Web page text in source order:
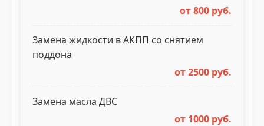
от 800 руб.
Замена жидкости в АКПП со снятием
поддона
от 2500 руб.
Замена масла ДВС
от 1000 руб.